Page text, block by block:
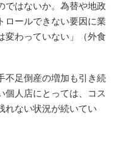
ではないか。為替や地政
ロールできない要因に業
変わっていない」（外食
足倒産の増加も引き続
個人店にとっては、コス
れない状況が続いてい